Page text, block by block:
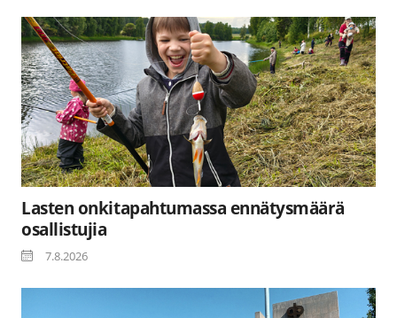
Lasten onkitapahtumassa ennätysmäärä
osallistujia
7.8.2026